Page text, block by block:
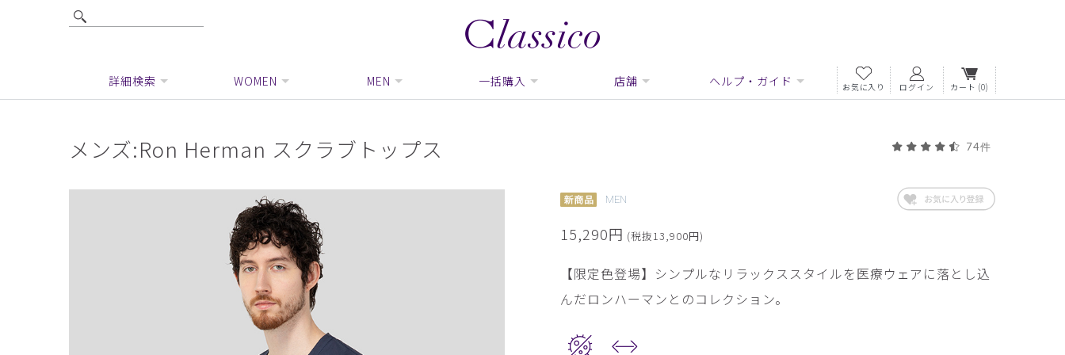
詳細検索 WOMEN MEN 一括購入 店舗 ヘルプ・ガイド お気に入り ログイン カート (0)
メンズ:Ron Herman スクラブトップス 74件
MEN
15,290円 (税抜13,900円)
【限定色登場】シンプルなリラックススタイルを医療ウェアに落とし込
んだロンハーマンとのコレクション。